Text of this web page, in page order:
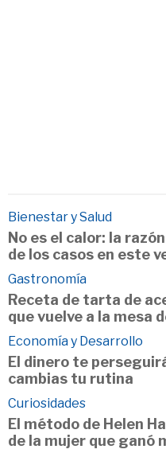
Bienestar y Salud
No es el calor: la
de los casos en este
Gastronomía
Receta de tarta de
que vuelve a la mesa
Economía y Desarrollo
El dinero te
cambias tu rutina
Curiosidades
El método de Helen
de la mujer que ganó